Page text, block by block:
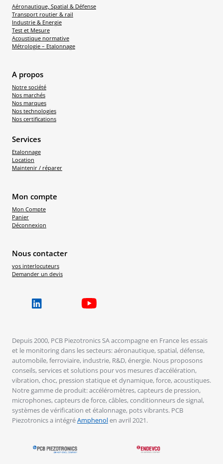
Aéronautique, Spatial & Défense
Transport routier & rail
Industrie & Energie
Test et Mesure
Acoustique normative
Métrologie – Etalonnage
A propos
Notre société
Nos marchés
Nos marques
Nos technologies
Nos certifications
Services
Etalonnage
Location
Maintenir / réparer
Mon compte
Mon Compte
Panier
Déconnexion
Nous contacter
vos interlocuteurs
Demander un devis
Depuis 2000, PCB Piezotronics SA accompagne en France les essais
et le monitoring dans les secteurs: aéronautique, spatial, défense,
automobile, ferroviaire, industrie, R&D, énergie. Nous proposons
conseils, services et solutions pour vos mesures d’accélération,
vibration, choc, pression statique et dynamique, force, acoustiques.
Notre gamme de produit: accéléromètres, capteurs de pression,
microphones, capteurs de force, câbles, conditionneurs de signal,
systèmes de vérification et étalonnage, pots vibrants. PCB
Piezotronics a intégréAmphenolen avril 2021.